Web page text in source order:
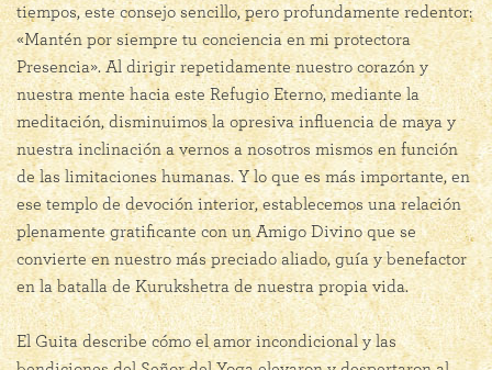
tiempos, este consejo sencillo, pero profundamente redentor:
«Mantén por siempre tu conciencia en mi protectora
Presencia». Al dirigir repetidamente nuestro corazón y
nuestra mente hacia este Refugio Eterno, mediante la
meditación, disminuimos la opresiva influencia de maya y
nuestra inclinación a vernos a nosotros mismos en función
de las limitaciones humanas. Y lo que es más importante, en
ese templo de devoción interior, establecemos una relación
plenamente gratificante con un Amigo Divino que se
convierte en nuestro más preciado aliado, guía y benefactor
en la batalla de Kurukshetra de nuestra propia vida.
El Guita describe cómo el amor incondicional y las